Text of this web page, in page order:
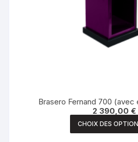
Brasero Fernand 700 (avec
2 390,00€
CHOIX DES